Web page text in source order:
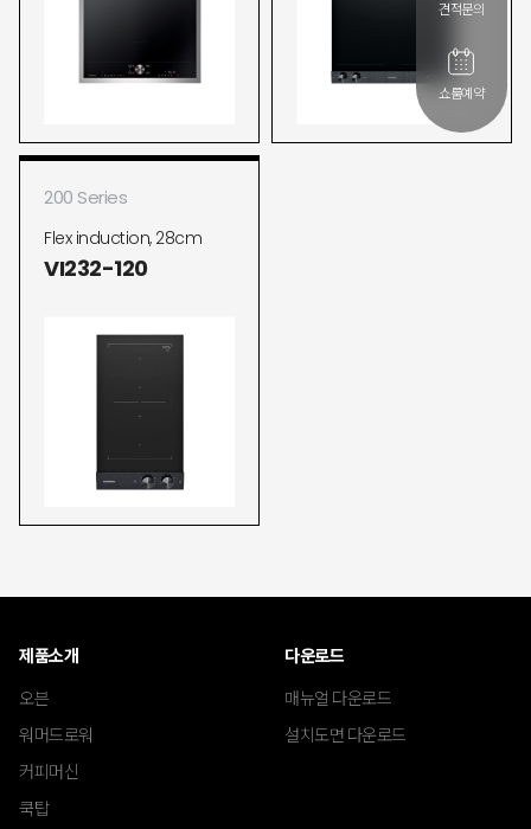
200 Series
Flex induction, 28cm
VI232-120
견적문의
쇼룸예약
제품소개
오븐
워머드로워
커피머신
쿡탑
다운로드
매뉴얼 다운로드
설치도면 다운로드